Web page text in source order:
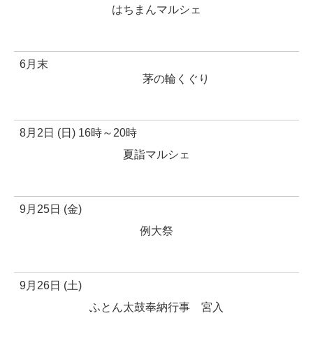
はちまんマルシェ
6月末
茅の輪くぐり
8月2日 (日) 16時～20時
夏詣マルシェ
9月25日 (金)
例大祭
9月26日 (土)
ふとん太鼓奉納行事 宮入